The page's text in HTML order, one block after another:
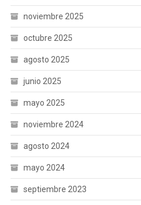
noviembre 2025
octubre 2025
agosto 2025
junio 2025
mayo 2025
noviembre 2024
agosto 2024
mayo 2024
septiembre 2023